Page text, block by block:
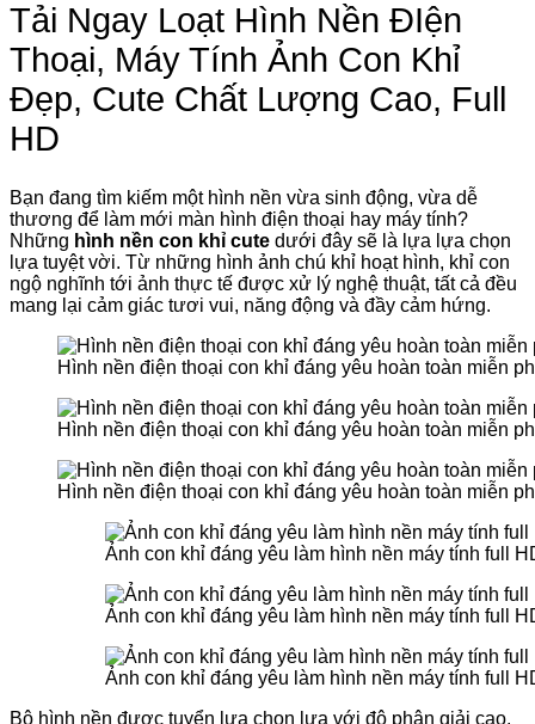
Tải Ngay Loạt Hình Nền ĐIện
Thoại, Máy Tính Ảnh Con Khỉ
Đẹp, Cute Chất Lượng Cao, Full
HD
Bạn đang tìm kiếm một hình nền vừa sinh động, vừa dễ
thương để làm mới màn hình điện thoại hay máy tính?
Những hình nền con khỉ cute dưới đây sẽ là lựa lựa chọn
lựa tuyệt vời. Từ những hình ảnh chú khỉ hoạt hình, khỉ con
ngộ nghĩnh tới ảnh thực tế được xử lý nghệ thuật, tất cả đều
mang lại cảm giác tươi vui, năng động và đầy cảm hứng.
Hình nền điện thoại con khỉ đáng yêu hoàn toàn miễn
Hình nền điện thoại con khỉ đáng yêu hoàn toàn miễn
Hình nền điện thoại con khỉ đáng yêu hoàn toàn miễn
Ảnh con khỉ đáng yêu làm hình nền máy tính full
Ảnh con khỉ đáng yêu làm hình nền máy tính full
Ảnh con khỉ đáng yêu làm hình nền máy tính full
Bộ hình nền được tuyển lựa chọn lựa với độ phân giải cao,